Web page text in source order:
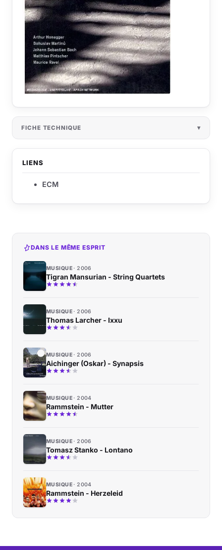
FICHE TECHNIQUE
LIENS
ECM
DANS LE MÊME ESPRIT
MUSIQUE 2006
Tigran Mansurian - String Quartets
MUSIQUE 2006
Thomas Larcher - Ixxu
MUSIQUE 2006
Aichinger (Oskar) - Synapsis
MUSIQUE 2004
Rammstein - Mutter
MUSIQUE 2006
Tomasz Stanko - Lontano
MUSIQUE 2004
Rammstein - Herzeleid